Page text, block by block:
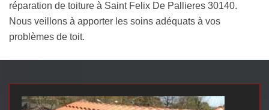
réparation de toiture à Saint Felix De Pallieres 30140.
Nous veillons à apporter les soins adéquats à vos
problèmes de toit.